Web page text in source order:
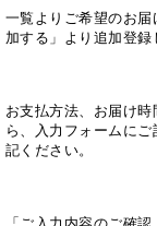
一覧よりご希望のお
加する」より追加登
お支払方法、お届け
ら、入力フォームに
記ください。